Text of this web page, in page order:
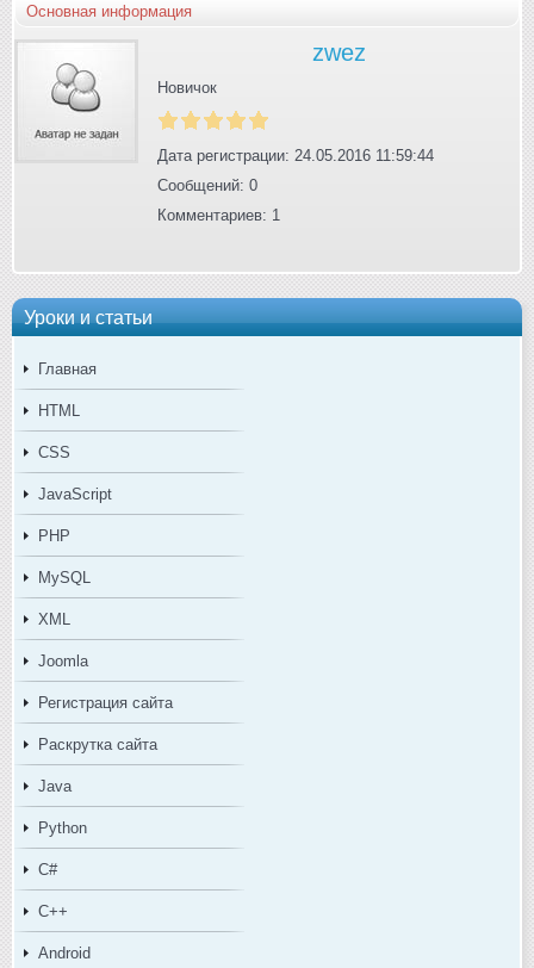
Уроки и статьи
Главная
HTML
CSS
JavaScript
PHP
MySQL
XML
Joomla
Регистрация сайта
Раскрутка сайта
Java
Python
C#
C++
Android
Основная информация
zwez
Новичок
Дата регистрации: 24.05.2016 11:59:44
Сообщений: 0
Комментариев: 1